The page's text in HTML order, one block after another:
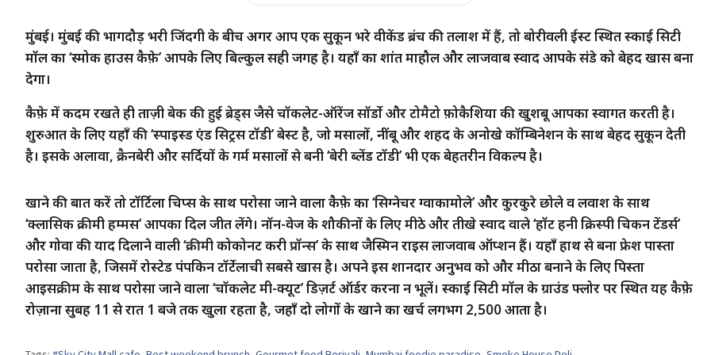
मुंबई। मुंबई की भागदौड़ भरी जिंदगी के बीच अगर आप एक सुकून भरे वीकेंड ब्रंच की तलाश में हैं, तो बोरीवली ईस्ट स्थित स्काई सिटी
मॉल का ‘स्मोक हाउस कैफ़े’ आपके लिए बिल्कुल सही जगह है। यहाँ का शांत माहौल और लाजवाब स्वाद आपके संडे को बेहद खास बना
देगा।
कैफ़े में कदम रखते ही ताज़ी बेक की हुई ब्रेड्स जैसे चॉकलेट-ऑरेंज सॉर्डो और टोमैटो फ़ोकैशिया की खुशबू आपका स्वागत करती है।
शुरुआत के लिए यहाँ की ‘स्पाइस्ड एंड सिट्रस टॉडी’ बेस्ट है, जो मसालों, नींबू और शहद के अनोखे कॉम्बिनेशन के साथ बेहद सुकून देती
है। इसके अलावा, क्रैनबेरी और सर्दियों के गर्म मसालों से बनी ‘बेरी ब्लेंड टॉडी’ भी एक बेहतरीन विकल्प है।
खाने की बात करें तो टॉर्टिला चिप्स के साथ परोसा जाने वाला कैफ़े का ‘सिग्नेचर ग्वाकामोले’ और कुरकुरे छोले व लवाश के साथ
‘क्लासिक क्रीमी हम्मस’ आपका दिल जीत लेंगे। नॉन-वेज के शौकीनों के लिए मीठे और तीखे स्वाद वाले ‘हॉट हनी क्रिस्पी चिकन टेंडर्स’
और गोवा की याद दिलाने वाली ‘क्रीमी कोकोनट करी प्रॉन्स’ के साथ जैस्मिन राइस लाजवाब ऑप्शन हैं। यहाँ हाथ से बना फ्रेश पास्ता
परोसा जाता है, जिसमें रोस्टेड पंपकिन टॉर्टेलाची सबसे खास है। अपने इस शानदार अनुभव को और मीठा बनाने के लिए पिस्ता
आइसक्रीम के साथ परोसा जाने वाला ‘चॉकलेट मी-क्यूट’ डिज़र्ट ऑर्डर करना न भूलें। स्काई सिटी मॉल के ग्राउंड फ्लोर पर स्थित यह कैफ़े
रोज़ाना सुबह 11 से रात 1 बजे तक खुला रहता है, जहाँ दो लोगों के खाने का खर्च लगभग 2,500 आता है।